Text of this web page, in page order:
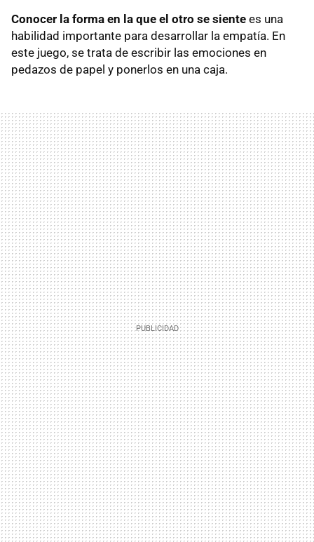
Conocer la forma en la que el otro se siente es una
habilidad importante para desarrollar la empatía. En
este juego, se trata de escribir las emociones en
pedazos de papel y ponerlos en una caja.